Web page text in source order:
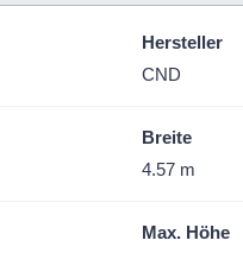
Hersteller
CND
Breite
4.57 m
Max. Höhe